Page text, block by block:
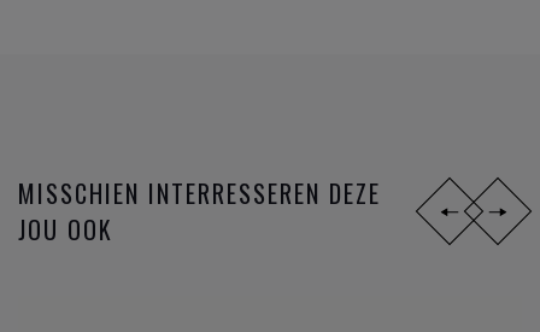
MISSCHIEN INTERRESSEREN DEZE
JOU OOK